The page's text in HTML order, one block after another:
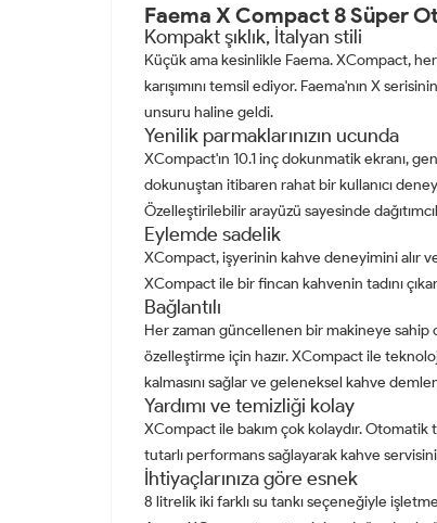
Faema X Compact 8 Süper
Kompakt şıklık, İtalyan stili
Küçük ama kesinlikle Faema. XCompact,
karışımını temsil ediyor. Faema'nın X
unsuru haline geldi.
Yenilik parmaklarınızın ucunda
XCompact'ın 10.1 inç dokunmatik ekranı,
dokunuştan itibaren rahat bir kullanıcı
Özelleştirilebilir arayüzü sayesinde
Eylemde sadelik
XCompact, işyerinin kahve deneyimini alır
XCompact ile bir fincan kahvenin tadını
Bağlantılı
Her zaman güncellenen bir makineye sahip
özelleştirme için hazır. XCompact ile
kalmasını sağlar ve geleneksel kahve
Yardımı ve temizliği kolay
XCompact ile bakım çok kolaydır.
tutarlı performans sağlayarak kahve
İhtiyaçlarınıza göre esnek
8 litrelik iki farklı su tankı seçeneğiyle